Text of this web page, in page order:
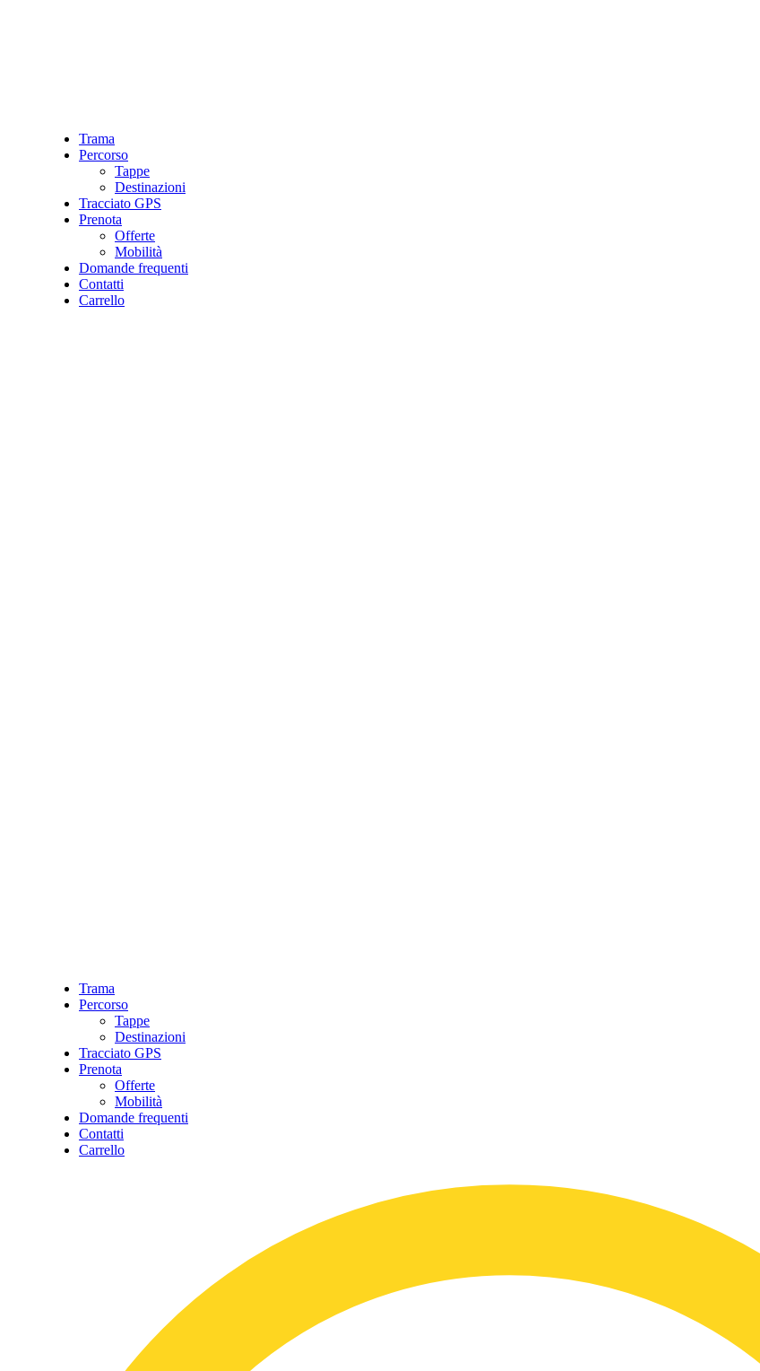
Trama
Percorso
Tappe
Destinazioni
Tracciato GPS
Prenota
Offerte
Mobilità
Domande frequenti
Contatti
Carrello
Trama
Percorso
Tappe
Destinazioni
Tracciato GPS
Prenota
Offerte
Mobilità
Domande frequenti
Contatti
Carrello